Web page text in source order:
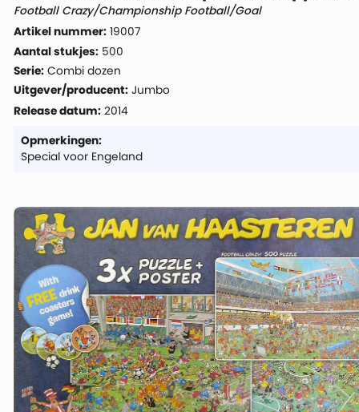
Football Crazy/Championship Football/Goal
Artikel nummer: 19007
Aantal stukjes: 500
Serie: Combi dozen
Uitgever/producent: Jumbo
Release datum: 2014
Opmerkingen:
Special voor Engeland